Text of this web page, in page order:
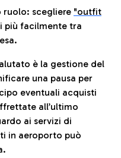
ruolo: scegliere "outfit
più facilmente tra
è la gestione del
una pausa per
eventuali acquisti
all’ultimo
ai servizi di
in aeroporto può